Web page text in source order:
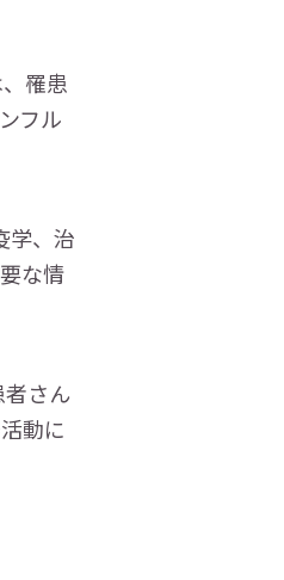
罹患
フル
学、治
な情
さん
動に